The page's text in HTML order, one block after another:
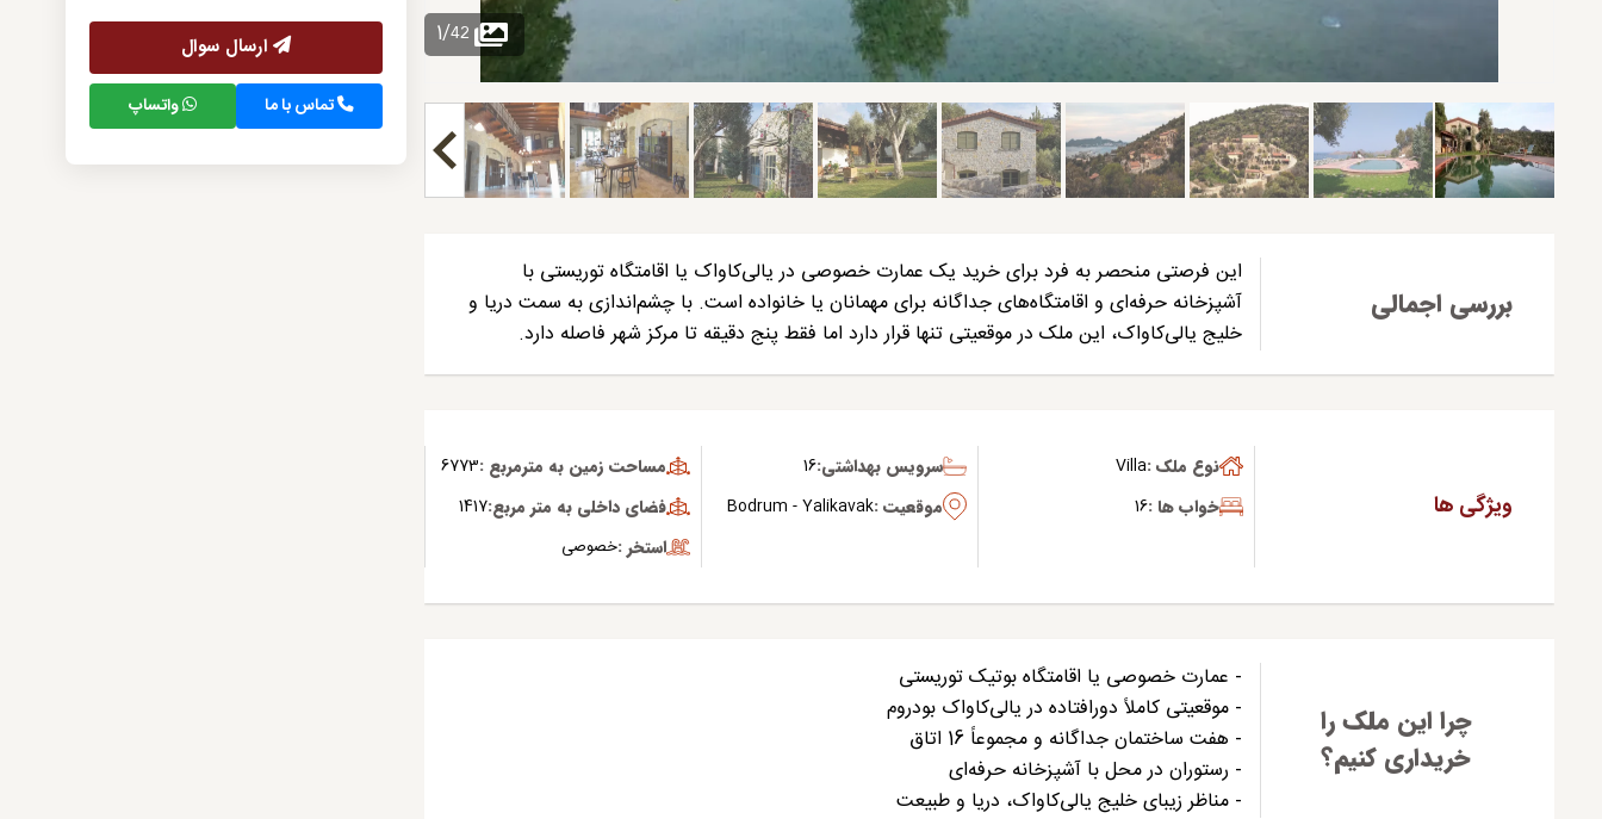
1/42
بررسی اجمالی
این فرصتی منحصر به فرد برای خرید یک عمارت خصوصی در یالی‌کاواک یا اقامتگاه توریستی با
آشپزخانه حرفه‌ای و اقامتگاه‌های جداگانه برای مهمانان یا خانواده است. با چشم‌اندازی به سمت دریا و
خلیج یالی‌کاواک، این ملک در موقعیتی تنها قرار دارد اما فقط پنج دقیقه تا مرکز شهر فاصله دارد.
ویژگی ها
نوع ملک :Villa
خواب ها :16
سرویس بهداشتی:16
موقعیت :Bodrum - Yalikavak
مساحت زمین به مترمربع :6773
فضای داخلی به متر مربع:1417
استخر :خصوصی
چرا این ملک را
خریداری کنیم؟
- عمارت خصوصی یا اقامتگاه بوتیک توریستی
- موقعیتی کاملاً دورافتاده در یالی‌کاواک بودروم
- هفت ساختمان جداگانه و مجموعاً 16 اتاق
- رستوران در محل با آشپزخانه حرفه‌ای
- مناظر زیبای خلیج یالی‌کاواک، دریا و طبیعت
تماس با ما واتساپ